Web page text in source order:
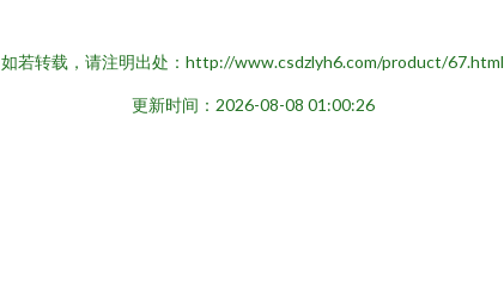
如若转载，请注明出处：http://www.csdzlyh6.com/product/67.html
更新时间：2026-08-08 01:00:26